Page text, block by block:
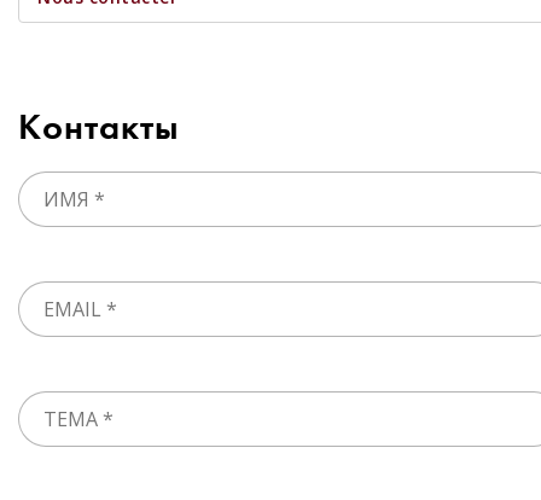
Контакты